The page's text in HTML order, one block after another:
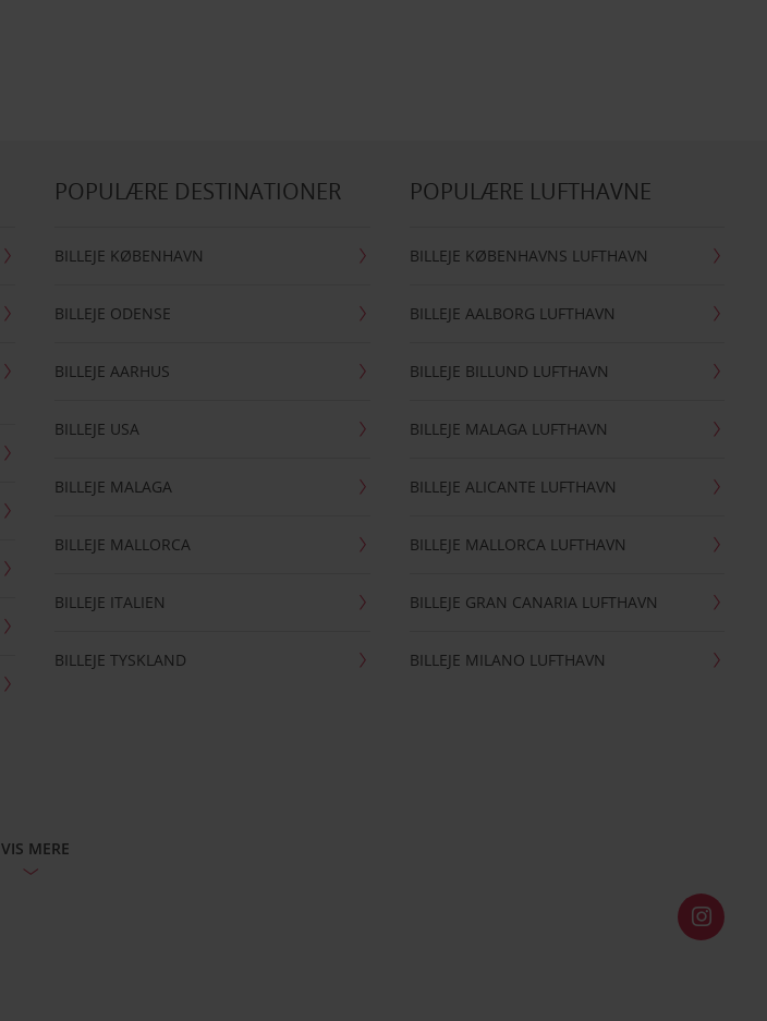
POPULÆRE DESTINATIONER
BILLEJE KØBENHAVN
BILLEJE ODENSE
BILLEJE AARHUS
BILLEJE USA
BILLEJE MALAGA
BILLEJE MALLORCA
BILLEJE ITALIEN
BILLEJE TYSKLAND
POPULÆRE LUFTHAVNE
BILLEJE KØBENHAVNS LUFTHAVN
BILLEJE AALBORG LUFTHAVN
BILLEJE BILLUND LUFTHAVN
BILLEJE MALAGA LUFTHAVN
BILLEJE ALICANTE LUFTHAVN
BILLEJE MALLORCA LUFTHAVN
BILLEJE GRAN CANARIA LUFTHAVN
BILLEJE MILANO LUFTHAVN
VIS MERE